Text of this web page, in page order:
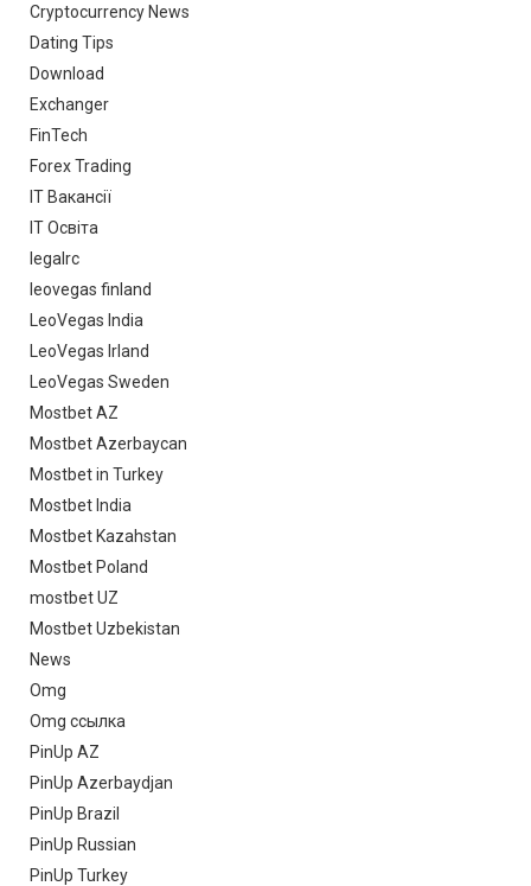
Cryptocurrency News
Dating Tips
Download
Exchanger
FinTech
Forex Trading
IT Вакансії
IT Освіта
legalrc
leovegas finland
LeoVegas India
LeoVegas Irland
LeoVegas Sweden
Mostbet AZ
Mostbet Azerbaycan
Mostbet in Turkey
Mostbet India
Mostbet Kazahstan
Mostbet Poland
mostbet UZ
Mostbet Uzbekistan
News
Omg
Omg ссылка
PinUp AZ
PinUp Azerbaydjan
PinUp Brazil
PinUp Russian
PinUp Turkey